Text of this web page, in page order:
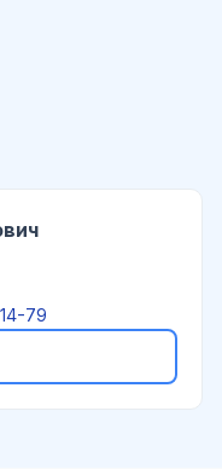
79